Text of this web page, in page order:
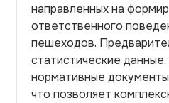
направленных на
ответственного
пешеходов.
статистические
нормативные
что позволяет